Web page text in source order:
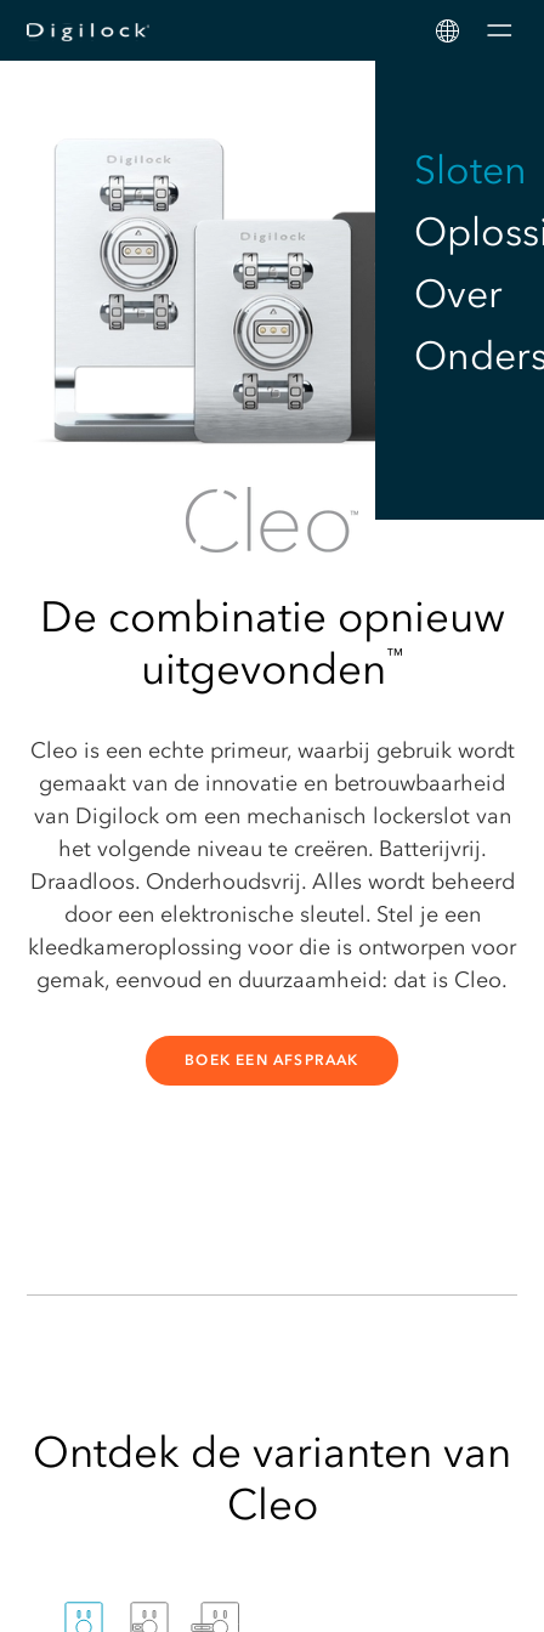
Sloten
Over
De combinatie opnieuw
uitgevonden™
Cleo is een echte primeur, waarbij gebruik wordt
gemaakt van de innovatie en betrouwbaarheid
van Digilock om een mechanisch lockerslot van
het volgende niveau te creëren. Batterijvrij.
Draadloos. Onderhoudsvrij. Alles wordt beheerd
door een elektronische sleutel. Stel je een
kleedkameroplossing voor die is ontworpen voor
gemak, eenvoud en duurzaamheid: dat is Cleo.
BOEK EEN AFSPRAAK
Ontdek de varianten van
Cleo